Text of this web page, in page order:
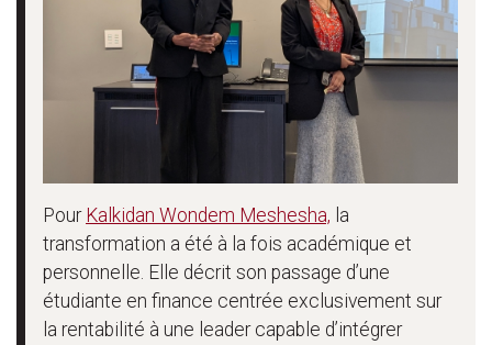
Pour Kalkidan Wondem Meshesha, la
transformation a été à la fois académique et
personnelle. Elle décrit son passage d’une
étudiante en finance centrée exclusivement sur
la rentabilité à une leader capable d’intégrer